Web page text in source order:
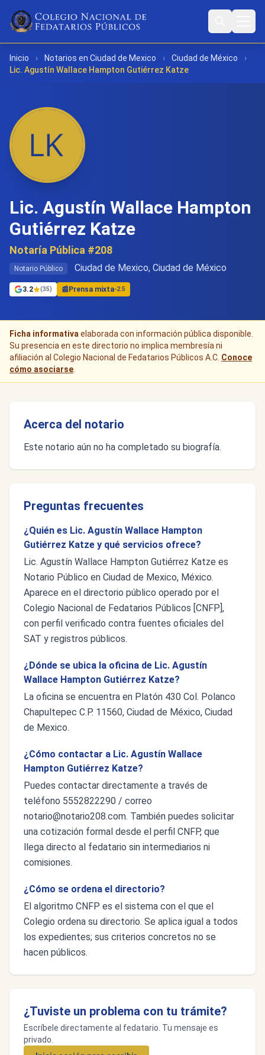
Inicio › Notarios en Ciudad de Mexico › Ciudad de México
›
Lic. Agustín Wallace Hampton Gutiérrez Katze
Lic. Agustín Wallace Hampton
Gutiérrez Katze
Notaría Pública #208
Notario Público Ciudad de Mexico, Ciudad de México
3.2 (35) 📰 Prensa mixta-2.5
Ficha informativa elaborada con información pública disponible.
Su presencia en este directorio no implica membresía ni
afiliación al Colegio Nacional de Fedatarios Públicos A.C. Conoce
cómo asociarse
Acerca del notario
Este notario aún no ha completado su biografía.
Preguntas frecuentes
¿Quién es Lic. Agustín Wallace Hampton
Gutiérrez Katze y qué servicios ofrece?
Lic. Agustín Wallace Hampton Gutiérrez Katze es
Notario Público en Ciudad de Mexico, México.
Aparece en el directorio público operado por el
Colegio Nacional de Fedatarios Públicos [CNFP],
con perfil verificado contra fuentes oficiales del
SAT y registros públicos.
¿Dónde se ubica la oficina de Lic. Agustín
Wallace Hampton Gutiérrez Katze?
La oficina se encuentra en Platón 430 Col. Polanco
Chapultepec C.P. 11560, Ciudad de México, Ciudad
de Mexico.
¿Cómo contactar a Lic. Agustín Wallace
Hampton Gutiérrez Katze?
Puedes contactar directamente a través de
teléfono 5552822290 / correo
notario@notario208.com. También puedes solicitar
una cotización formal desde el perfil CNFP, que
llega directo al fedatario sin intermediarios ni
comisiones.
¿Cómo se ordena el directorio?
El algoritmo CNFP es el sistema con el que el
Colegio ordena su directorio. Se aplica igual a todos
los expedientes; sus criterios concretos no se
hacen públicos.
¿Tuviste un problema con tu trámite?
Escríbele directamente al fedatario. Tu mensaje es
privado.